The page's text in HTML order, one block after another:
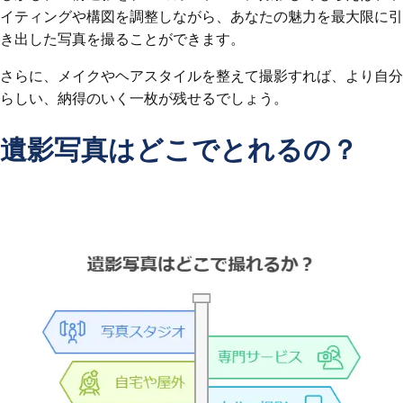
イティングや構図を調整しながら、あなたの魅力を最大限に引
き出した写真を撮ることができます。
さらに、メイクやヘアスタイルを整えて撮影すれば、より自分
らしい、納得のいく一枚が残せるでしょう。
遺影写真はどこでとれるの？